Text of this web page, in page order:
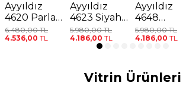
Ayyıldız
4620 Parlak
Mavi Bikini
Takımı
6.480,00TL
4.536,00 TL
Ayyıldız
4623 Siyah
Kahverengi
Bikini
Takımı
5.980,00TL
4.186,00 TL
Ayyıldız
4648
Kahverengi
Pembe
Takımı
5.980,00TL
4.186,00 TL
Vitrin Ürünleri